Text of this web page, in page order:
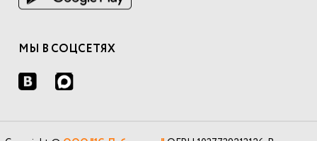
МЫ В СОЦСЕТЯХ